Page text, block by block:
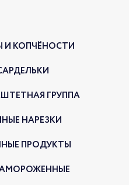
И КОПЧЁНОСТИ
ГРУППА
НАРЕЗКИ
ПРОДУКТЫ